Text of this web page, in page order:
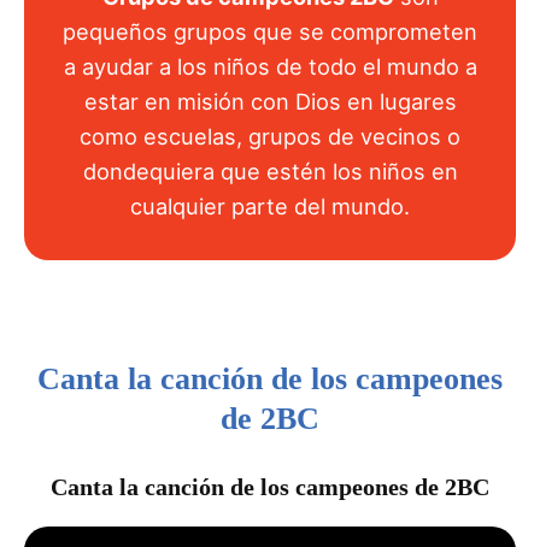
pequeños grupos que se comprometen
a ayudar a los niños de todo el mundo a
estar en misión con Dios en lugares
como escuelas, grupos de vecinos o
dondequiera que estén los niños en
cualquier parte del mundo.
Canta la canción de los campeones
de 2BC
Canta la canción de los campeones de 2BC